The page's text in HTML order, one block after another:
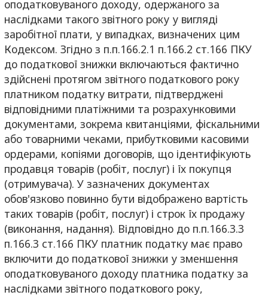
оподатковуваного доходу, одержаного за
наслідками такого звітного року у вигляді
заробітної плати, у випадках, визначених цим
Кодексом. Згідно з п.п.166.2.1 п.166.2 ст.166 ПКУ
до податкової знижки включаються фактично
здійснені протягом звітного податкового року
платником податку витрати, підтверджені
відповідними платіжними та розрахунковими
документами, зокрема квитанціями, фіскальними
або товарними чеками, прибутковими касовими
ордерами, копіями договорів, що ідентифікують
продавця товарів (робіт, послуг) і їх покупця
(отримувача). У зазначених документах
обов'язково повинно бути відображено вартість
таких товарів (робіт, послуг) і строк їх продажу
(виконання, надання). Відповідно до п.п.166.3.3
п.166.3 ст.166 ПКУ платник податку має право
включити до податкової знижки у зменшення
оподатковуваного доходу платника податку за
наслідками звітного податкового року,